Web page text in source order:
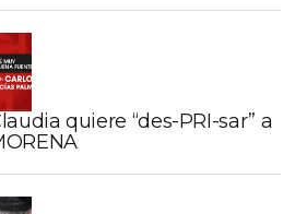
quiere “des-PRI-sar” a